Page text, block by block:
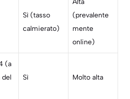
Sì (tasso
calmierato)
Alta
(prevalente
mente
online)
(a
del
Sì Molto alta